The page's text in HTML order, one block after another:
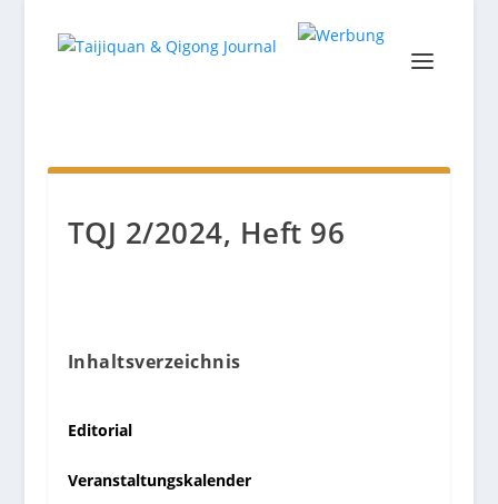
TQJ 2/2024, Heft 96
Inhaltsverzeichnis
Editorial
Veranstaltungskalender